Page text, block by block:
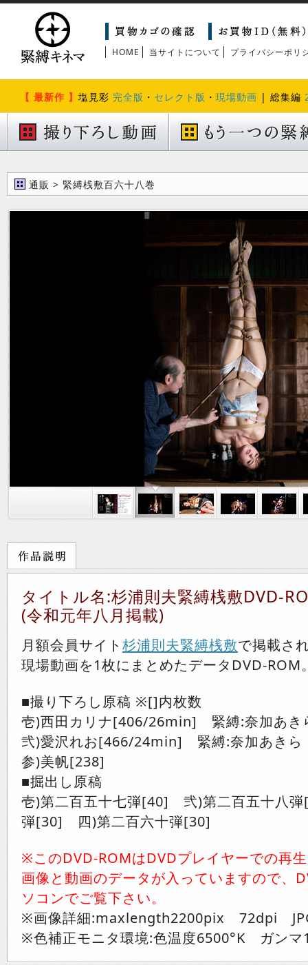
HOME 当サイトについて プライバシーポリ
【 最新作 】 塩見彩 完全版 ・ セレクト版 ・ 現場動画 | 総集編
通販 > 緊縛桟敷百六十八巻
タイトル名:杉浦則夫緊縛桟敷DVD-
(令和元年八月掲載)
月額会員サイト 杉浦則夫緊縛桟敷で掲載さ
現場動画を1枚にまとめたデータDVD-ROM
■撮り下ろし原稿 ※[]内枚数
壱)西田カリナ[406/26min] 緊縛:奈加あき
弐)愛沢れお[466/24min] 緊縛:奈加あきら
参)美帆[238]
■掘出し原稿
壱)第二百五十七弾[40] 弐)第二百五十八
弾[30] 四)第二百六十弾[30]
※このDVD-ROMはDVDプレイヤーでの再
画像と動画のデータが入っていますので、
ソコンでご覧下さい。
※画像詳細:maxlength2200pix 72dpi
※色補正モニタ環境:色温度6500°K ガンマ